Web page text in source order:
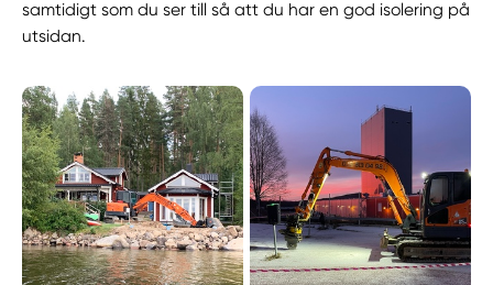
samtidigt som du ser till så att du har en god isolering på
utsidan.